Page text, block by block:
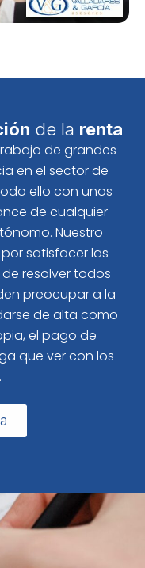
de la renta
de grandes
en el sector de
ello con unos
de cualquier
Nuestro
satisfacer las
resolver todos
preocupar a la
de alta como
el pago de
que ver con los